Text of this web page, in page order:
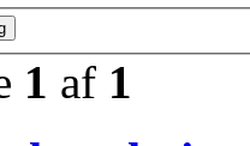
1 af 1